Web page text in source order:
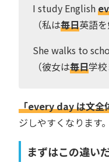
I study English
（私は毎日英語を
She walks to
（彼女は毎日学校
「every day は文全
ジしやすくなります。
まずはこの違い